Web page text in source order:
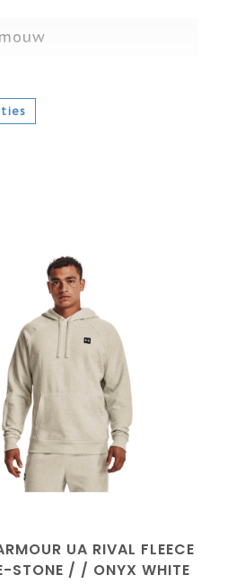
UA RIVAL FLEECE
STONE / / ONYX WHITE